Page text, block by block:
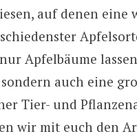
auf denen eine
Apfelbäume
auch eine
Tier- und
wir mit euch den